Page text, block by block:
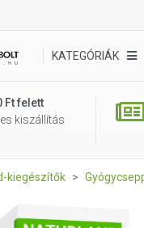
KATEGÓRIÁK
Ft felett
kiszállítás
kiegészítők